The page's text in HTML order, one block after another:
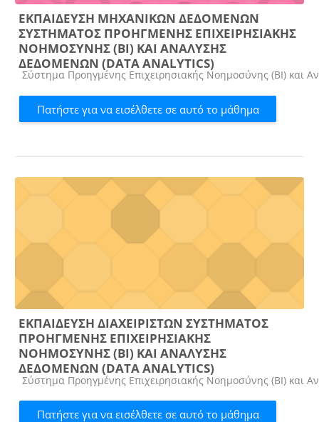
ΕΚΠΑΙΔΕΥΣΗ ΜΗΧΑΝΙΚΩΝ ΔΕΔΟΜΕΝΩΝ
ΣΥΣΤΗΜΑΤΟΣ ΠΡΟΗΓΜΕΝΗΣ ΕΠΙΧΕΙΡΗΣΙΑΚΗΣ
ΝΟΗΜΟΣΥΝΗΣ (ΒΙ) ΚΑΙ ΑΝΑΛΥΣΗΣ
ΔΕΔΟΜΕΝΩΝ (DATA ANALYTICS)
Κατηγορία μαθήματος
Σύστημα Προηγμένης Επιχειρησιακής Νοημοσύνης (ΒΙ) και
Πατήστε για να εισέλθετε σε αυτό το μάθημα
ΕΚΠΑΙΔΕΥΣΗ ΔΙΑΧΕΙΡΙΣΤΩΝ ΣΥΣΤΗΜΑΤΟΣ
ΠΡΟΗΓΜΕΝΗΣ ΕΠΙΧΕΙΡΗΣΙΑΚΗΣ
ΝΟΗΜΟΣΥΝΗΣ (ΒΙ) ΚΑΙ ΑΝΑΛΥΣΗΣ
ΔΕΔΟΜΕΝΩΝ (DATA ANALYTICS)
Κατηγορία μαθήματος
Σύστημα Προηγμένης Επιχειρησιακής Νοημοσύνης (ΒΙ) και
Πατήστε για να εισέλθετε σε αυτό το μάθημα